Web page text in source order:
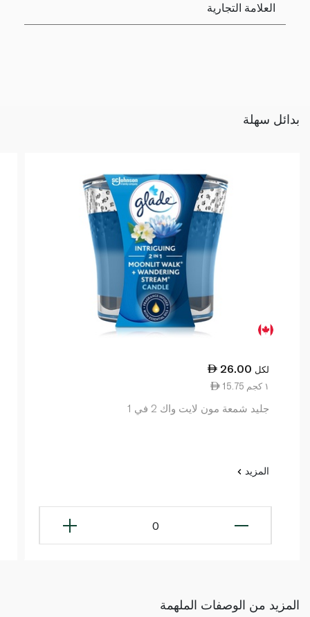
العلامة التجارية
بدائل سهلة
26.00 لكل
15.75 ١ كجم
جليد شمعة مون لايت واك 2 في 1
المزيد
0
المزيد من الوصفات الملهمة